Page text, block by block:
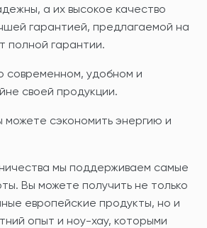
а их высокое качество
гарантией, предлагаемой на
полной гарантии.
современном, удобном и
своей продукции.
можете сэкономить энергию и
мы поддерживаем самые
Вы можете получить не только
европейские продукты, но и
опыт и ноу-хау, которыми